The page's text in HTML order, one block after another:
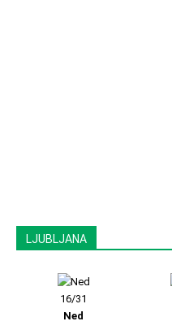
LJUBLJANA
16/31
Ned